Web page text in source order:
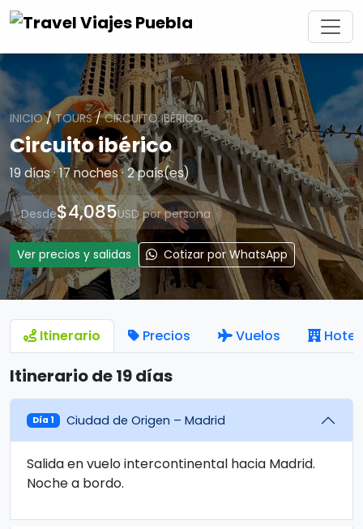
INICIO/TOURS/CIRCUITO IBÉRICO
Circuito ibérico
19 días · 17 noches · 2 país(es)
Desde$4,085USD por persona
Ver precios y salidas Cotizar por WhatsApp
Itinerario Precios Vuelos
Itinerario de 19 días
Día 1 Ciudad de Origen – Madrid
Salida en vuelo intercontinental hacia Madrid.
Noche a bordo.